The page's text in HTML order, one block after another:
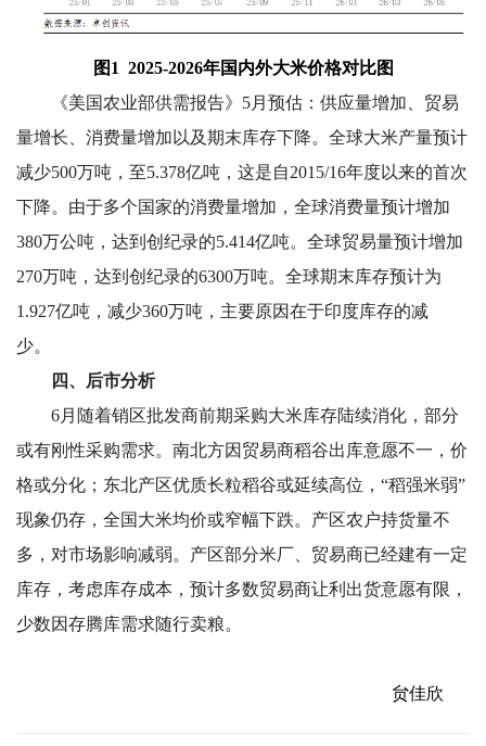
图1 2025-2026年国内外大米价格对比图
《美国农业部供需报告》5月预估：供应量增加、贸易
量增长、消费量增加以及期末库存下降。全球大米产量预计
减少500万吨，至5.378亿吨，这是自2015/16年度以来的首次
下降。由于多个国家的消费量增加，全球消费量预计增加
380万公吨，达到创纪录的5.414亿吨。全球贸易量预计增加
270万吨，达到创纪录的6300万吨。全球期末库存预计为
1.927亿吨，减少360万吨，主要原因在于印度库存的减
少。
四、后市分析
6月随着销区批发商前期采购大米库存陆续消化，部分
或有刚性采购需求。南北方因贸易商稻谷出库意愿不一，价
格或分化；东北产区优质长粒稻谷或延续高位，“稻强米弱”
现象仍存，全国大米均价或窄幅下跌。产区农户持货量不
多，对市场影响减弱。产区部分米厂、贸易商已经建有一定
库存，考虑库存成本，预计多数贸易商让利出货意愿有限，
少数因存腾库需求随行卖粮。
贠佳欣